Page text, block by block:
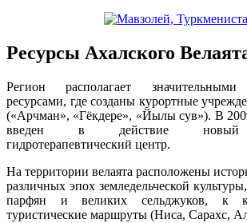
Ресурсы Ахалского
Регион располагает значительными
ресурсами, где созданы курортные
(«Арчман», «Гёкдере», «Йылы сув»). В
введен в действие новый
гидротерапевтический центр.
На территории велаята расположены
различных эпох земледельческой
парфян и великих сельджуков, к
туристические маршруты (Ниса, Сарахс,